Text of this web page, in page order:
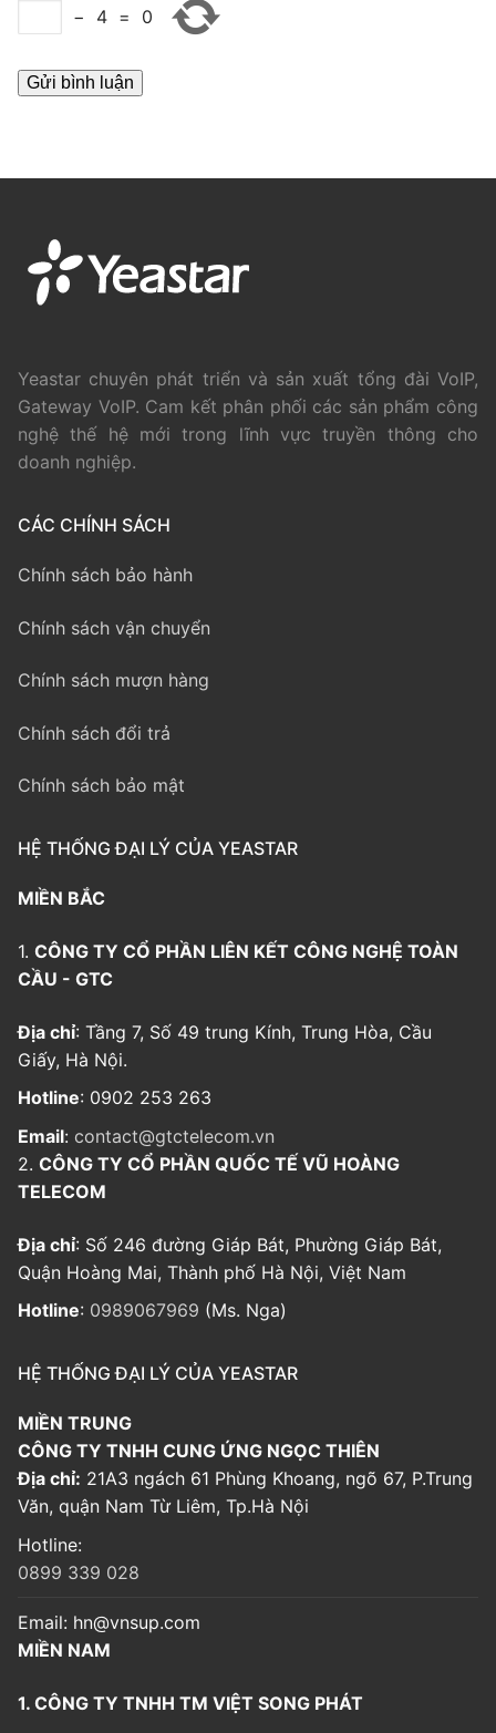
HƯỚNG DẪN
− 4 = 0
Yeastar chuyên phát triển và sản xuất tổng đài VoIP,
Gateway VoIP. Cam kết phân phối các sản phẩm công
nghệ thế hệ mới trong lĩnh vực truyền thông cho
doanh nghiệp.
CÁC CHÍNH SÁCH
Chính sách bảo hành
Chính sách vận chuyển
Chính sách mượn hàng
Chính sách đổi trả
Chính sách bảo mật
HỆ THỐNG ĐẠI LÝ CỦA YEASTAR
MIỀN BẮC
1. CÔNG TY CỔ PHẦN LIÊN KẾT CÔNG NGHỆ TOÀN
CẦU - GTC
Địa chỉ: Tầng 7, Số 49 trung Kính, Trung Hòa, Cầu
Giấy, Hà Nội.
Hotline: 0902 253 263
Email: contact@gtctelecom.vn
2. CÔNG TY CỔ PHẦN QUỐC TẾ VŨ HOÀNG
TELECOM
Địa chỉ: Số 246 đường Giáp Bát, Phường Giáp Bát,
Quận Hoàng Mai, Thành phố Hà Nội, Việt Nam
Hotline: 0989067969 (Ms. Nga)
HỆ THỐNG ĐẠI LÝ CỦA YEASTAR
MIỀN TRUNG
CÔNG TY TNHH CUNG ỨNG NGỌC THIÊN
Địa chỉ: 21A3 ngách 61 Phùng Khoang, ngõ 67, P.Trung
Văn, quận Nam Từ Liêm, Tp.Hà Nội
Hotline:
0899 339 028
Email: hn@vnsup.com
MIỀN NAM
1. CÔNG TY TNHH TM VIỆT SONG PHÁT